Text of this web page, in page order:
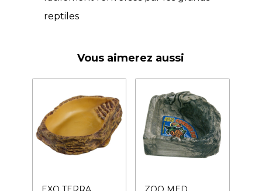
reptiles
Vous aimerez aussi